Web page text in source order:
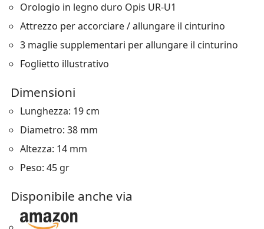
Orologio in legno duro Opis UR-U1
Attrezzo per accorciare / allungare il cinturino
3 maglie supplementari per allungare il cinturino
Foglietto illustrativo
Dimensioni
Lunghezza: 19 cm
Diametro: 38 mm
Altezza: 14 mm
Peso: 45 gr
Disponibile anche via